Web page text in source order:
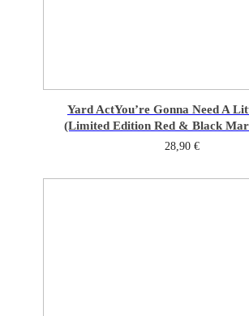
Yard ActYou’re Gonna Need A
(Limited Edition Red & Black
28,90 €